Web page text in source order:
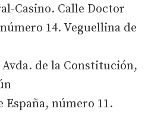
Casino. Calle Doctor
14. Veguellina de
de la Constitución,
España, número 11.